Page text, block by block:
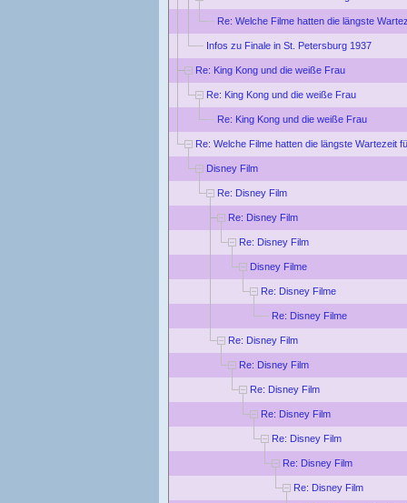
Re: Welche Filme hatten die längste
Infos zu Finale in St. Petersburg 1937
Re: King Kong und die weiße Frau
Re: King Kong und die weiße Frau
Re: King Kong und die weiße Frau
Re: Welche Filme hatten die längste Wartezeit
Disney Film
Re: Disney Film
Re: Disney Film
Re: Disney Film
Disney Filme
Re: Disney Filme
Re: Disney Filme
Re: Disney Film
Re: Disney Film
Re: Disney Film
Re: Disney Film
Re: Disney Film
Re: Disney Film
Re: Disney Film